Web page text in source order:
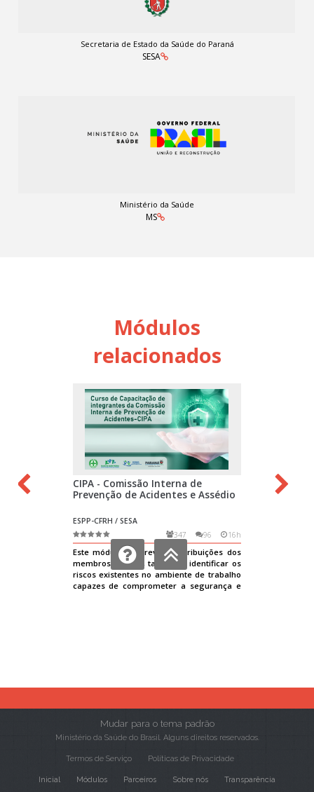
Secretaria de Estado da Saúde do Paraná
SESA
Ministério da Saúde
MS
Módulos
relacionados
Mudar para o tema padrão
Ministério da Saúde do Brasil. Alguns direitos reservados.
Termos de Serviço Políticas de Privacidade
Inicial Módulos Parceiros Sobre nós Transparência